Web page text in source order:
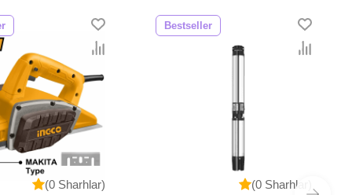
(0 Sharhlar) (0 Sharhlar)
Bestseller